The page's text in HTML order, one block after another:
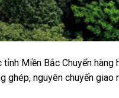
Miền Bắc Chuyển hàng
ghép, nguyên chuyến giao